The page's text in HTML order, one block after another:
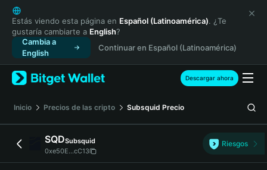
English
日本語
Tiếng Việt
Русский
Español (Latinoamérica)
Türkçe
Français
Deutsch
繁體中文
Português (Portugal)
Estás viendo esta página en Español (Latinoamérica). ¿Te
gustaría cambiarte a English?
Cambia a
English
Continuar en Español (Latinoamérica)
Descargar ahora
Inicio Precios de las cripto Subsquid Precio
SQDSubsquid
0xe50E...cC13
Riesgos